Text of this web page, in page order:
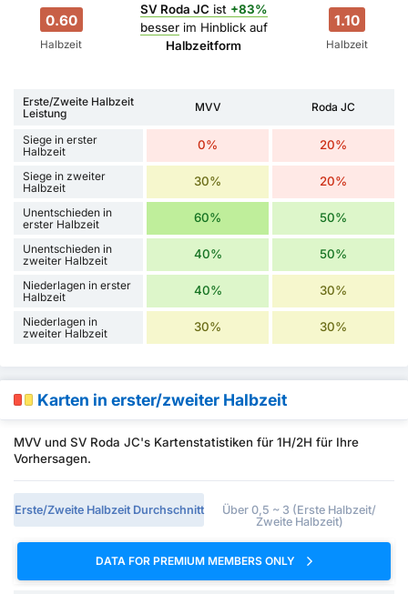
0.60
Halbzeit
SV Roda JC ist +83%
besserim Hinblick auf
Halbzeitform
1.10
Halbzeit
Erste/Zweite Halbzeit
Leistung
MVV Roda JC
Siege in erster
Halbzeit
0% 20%
Siege in zweiter
Halbzeit
30% 20%
Unentschieden in
erster Halbzeit
60% 50%
Unentschieden in
zweiter Halbzeit
40% 50%
Niederlagen in erster
Halbzeit
40% 30%
Niederlagen in
zweiter Halbzeit
30% 30%
Karten in erster/zweiter Halbzeit
MVV und SV Roda JC's Kartenstatistiken für 1H/2H für Ihre
Vorhersagen.
Erste/Zweite Halbzeit Durchschnitt
Über 0,5 ~ 3 (Erste Halbzeit/
Zweite Halbzeit)
DATA FOR PREMIUM MEMBERS ONLY